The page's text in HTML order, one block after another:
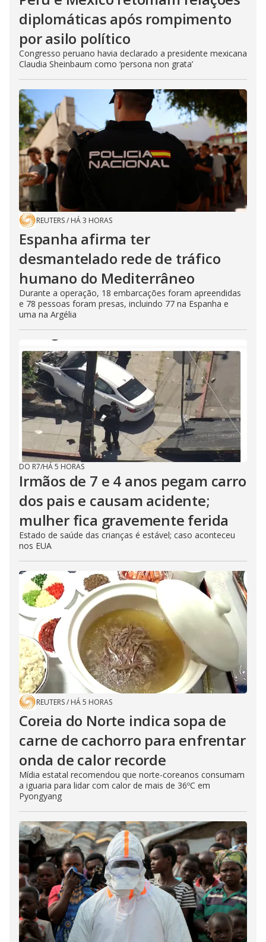
diplomáticas após rompimento
por asilo político
Congresso peruano havia declarado a presidente mexicana
Claudia Sheinbaum como ‘persona non grata’
REUTERS/ HÁ 3 HORAS
Espanha afirma ter
desmantelado rede de tráfico
humano do Mediterrâneo
Durante a operação, 18 embarcações foram apreendidas
e 78 pessoas foram presas, incluindo 77 na Espanha e
uma na Argélia
DO R7/HÁ 5 HORAS
Irmãos de 7 e 4 anos pegam carro
dos pais e causam acidente;
mulher fica gravemente ferida
Estado de saúde das crianças é estável; caso aconteceu
nos EUA
REUTERS/ HÁ 5 HORAS
Coreia do Norte indica sopa de
carne de cachorro para enfrentar
onda de calor recorde
Mídia estatal recomendou que norte-coreanos consumam
a iguaria para lidar com calor de mais de 36ºC em
Pyongyang